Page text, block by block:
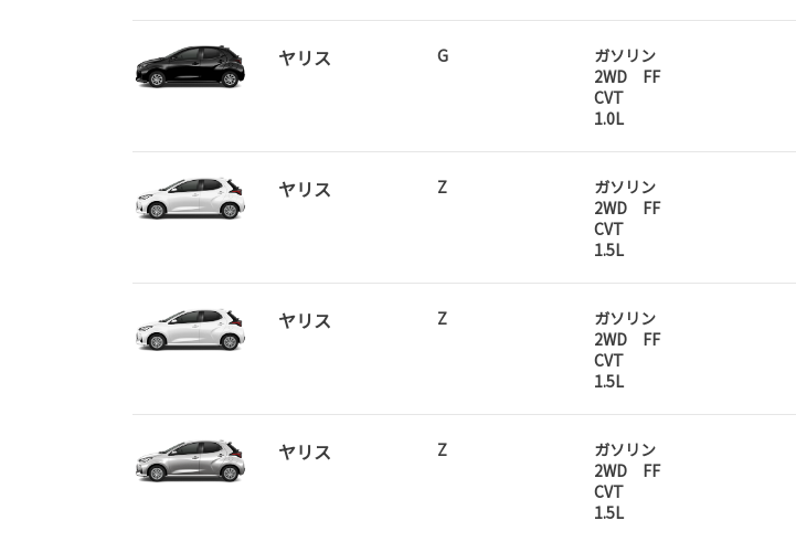
ヤリス G
ガソリン
2WD FF
CVT
1.0L
ヤリス Z
ガソリン
2WD FF
CVT
1.5L
ヤリス Z
ガソリン
2WD FF
CVT
1.5L
ヤリス Z
ガソリン
2WD FF
CVT
1.5L